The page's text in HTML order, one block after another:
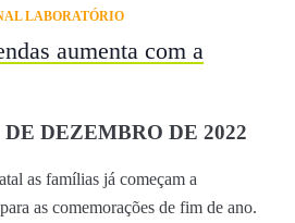
LABORATÓRIO
aumenta com a
DE DEZEMBRO DE 2022
as famílias já começam a
as comemorações de fim de ano.